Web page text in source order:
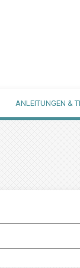
ANLEITUNGEN &